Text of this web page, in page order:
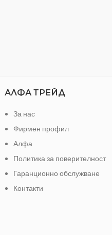
АЛФА ТРЕЙД
За нас
Фирмен профил
Алфа
Политика за поверителност
Гаранционно обслужване
Контакти